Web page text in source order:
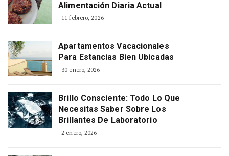
Alimentación Diaria Actual
11 febrero, 2026
Apartamentos Vacacionales
Para Estancias Bien Ubicadas
30 enero, 2026
Brillo Consciente: Todo Lo Que
Necesitas Saber Sobre Los
Brillantes De Laboratorio
2 enero, 2026